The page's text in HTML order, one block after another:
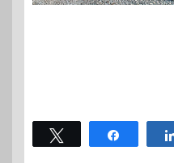
Tweetez Partagez